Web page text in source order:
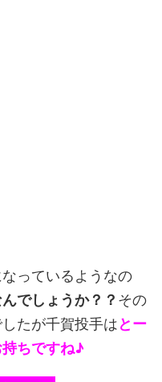
っているようなの
でしょうか？？ その
たが千賀投手はとー
ちですね♪